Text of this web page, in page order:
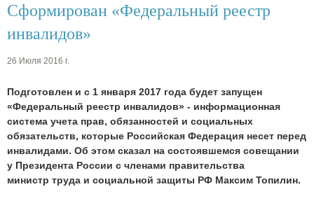
Сформирован «Федеральный реестр
инвалидов»
26 Июля 2016 г.
Подготовлен и с 1 января 2017 года будет запущен
«Федеральный реестр инвалидов» - информационная
система учета прав, обязанностей и социальных
обязательств, которые Российская Федерация несет перед
инвалидами. Об этом сказал на состоявшемся совещании
у Президента России с членами правительства
министр труда и социальной защиты РФ Максим Топилин.